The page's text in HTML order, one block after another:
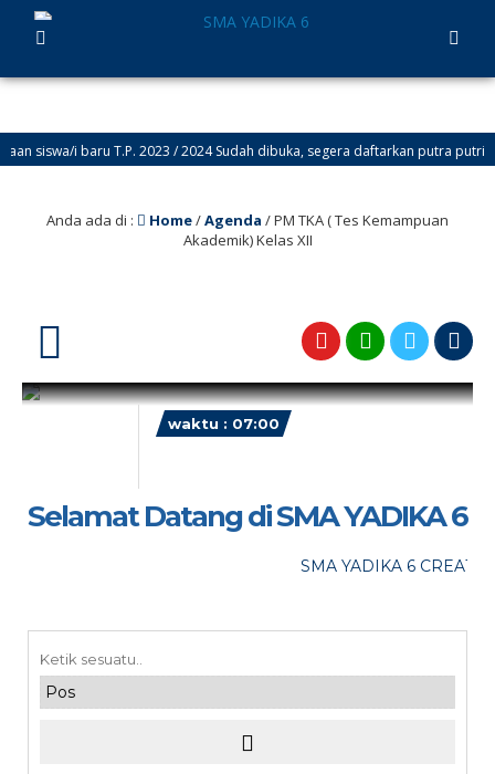
siswa/i baru T.P. 2023 / 2024 Sudah dibuka, segera daftarkan putra putri
Anda ada di : Home/Agenda /PM TKA ( Tes Kemampuan
Akademik) Kelas XII
waktu : 07:00
maaf, acara telah lewat
Selamat Datang di SMA YADIKA 6
SMA YADIKA 6